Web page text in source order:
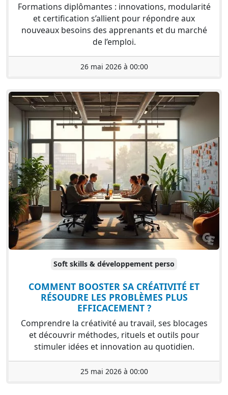
Formations diplômantes : innovations, modularité
et certification s’allient pour répondre aux
nouveaux besoins des apprenants et du marché
de l’emploi.
26 mai 2026 à 00:00
Soft skills & développement perso
COMMENT BOOSTER SA CRÉATIVITÉ ET
RÉSOUDRE LES PROBLÈMES PLUS
EFFICACEMENT ?
Comprendre la créativité au travail, ses blocages
et découvrir méthodes, rituels et outils pour
stimuler idées et innovation au quotidien.
25 mai 2026 à 00:00